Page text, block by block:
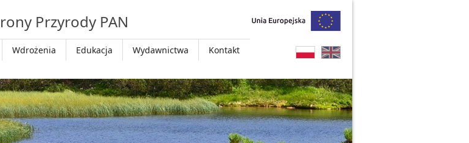
Przyrody PAN
Wdrożenia Edukacja Wydawnictwa Kontakt